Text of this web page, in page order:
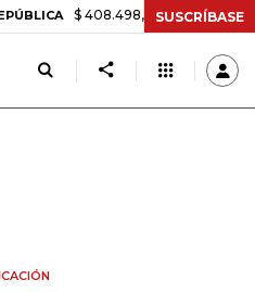
$ 408.498,97 +$ 8.753,81 +2,19%
SUSCRÍBASE